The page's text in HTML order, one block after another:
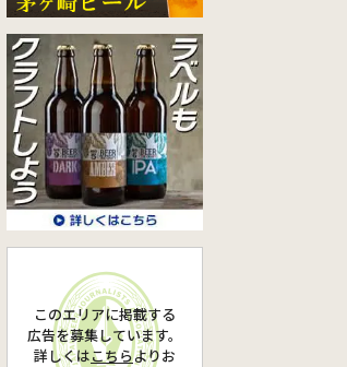
このエリアに掲載する
広告を募集しています。
詳しくは こちらより お